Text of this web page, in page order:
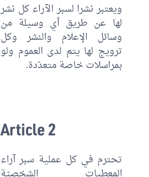
ويعتبر نشرا لسبر الآراء كل نشر
لها عن طريق أي وسيلة من
وسائل الإعلام والنشر وكل
ترويج لها يتم لدى العموم ولو
بمراسلات خاصة متعدّدة.
Article 2
تحترم في كل عملية سبر آراء